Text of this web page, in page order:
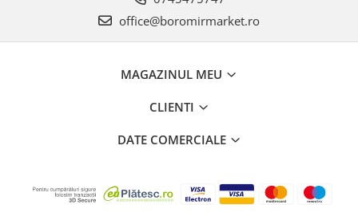
office@boromirmarket.ro
MAGAZINUL MEU
CLIENTI
DATE COMERCIALE